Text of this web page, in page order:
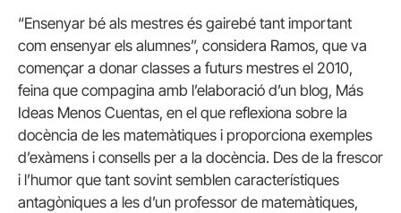
“Ensenyar bé als mestres és gairebé tant important
com ensenyar els alumnes”, considera Ramos, que va
començar a donar classes a futurs mestres el 2010,
feina que compagina amb l’elaboració d’un blog, Más
Ideas Menos Cuentas, en el que reflexiona sobre la
docència de les matemàtiques i proporciona exemples
d’exàmens i consells per a la docència. Des de la frescor
i l’humor que tant sovint semblen característiques
antagòniques a les d’un professor de matemàtiques,